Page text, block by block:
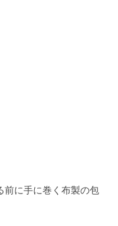
前に手に巻く布製の包